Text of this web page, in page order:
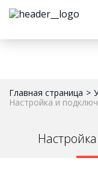
Главная страница
Настройка и